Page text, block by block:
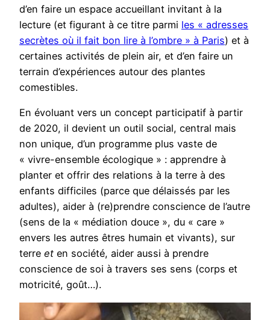
d’en faire un espace accueillant invitant à la
lecture (et figurant à ce titre parmi les « adresses
secrètes où il fait bon lire à l’ombre » à Paris) et à
certaines activités de plein air, et d’en faire un
terrain d’expériences autour des plantes
comestibles.
En évoluant vers un concept participatif à partir
de 2020, il devient un outil social, central mais
non unique, d’un programme plus vaste de
« vivre-ensemble écologique » : apprendre à
planter et offrir des relations à la terre à des
enfants difficiles (parce que délaissés par les
adultes), aider à (re)prendre conscience de l’autre
(sens de la « médiation douce », du « care »
envers les autres êtres humain et vivants), sur
terre et en société, aider aussi à prendre
conscience de soi à travers ses sens (corps et
motricité, goût…).